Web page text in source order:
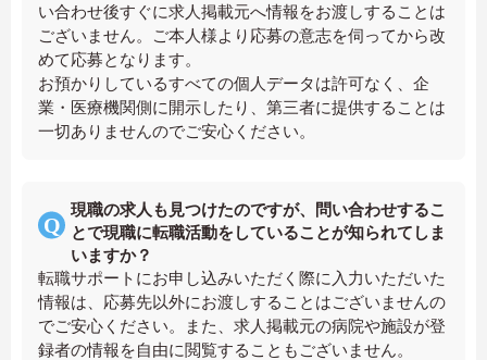
い合わせ後すぐに求人掲載元へ情報をお渡しすることは
ございません。ご本人様より応募の意志を伺ってから改
めて応募となります。
お預かりしているすべての個人データは許可なく、企
業・医療機関側に開示したり、第三者に提供することは
一切ありませんのでご安心ください。
現職の求人も見つけたのですが、問い合わせするこ
とで現職に転職活動をしていることが知られてしま
いますか？
転職サポートにお申し込みいただく際に入力いただいた
情報は、応募先以外にお渡しすることはございませんの
でご安心ください。また、求人掲載元の病院や施設が登
録者の情報を自由に閲覧することもございません。